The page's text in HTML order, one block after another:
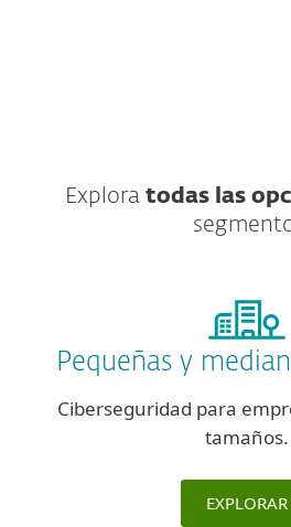
Explora todas las
Pequeñas y
Ciberseguridad para
tamaños.
EXPLORAR